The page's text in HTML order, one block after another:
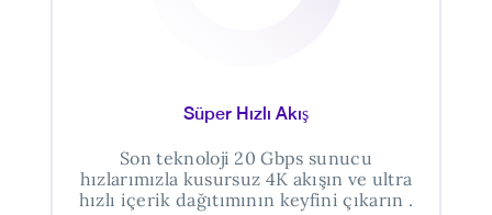
Süper Hızlı Akış
Son teknoloji 20 Gbps sunucu
hızlarımızla kusursuz 4K akışın ve ultra
hızlı içerik dağıtımının keyfini çıkarın .